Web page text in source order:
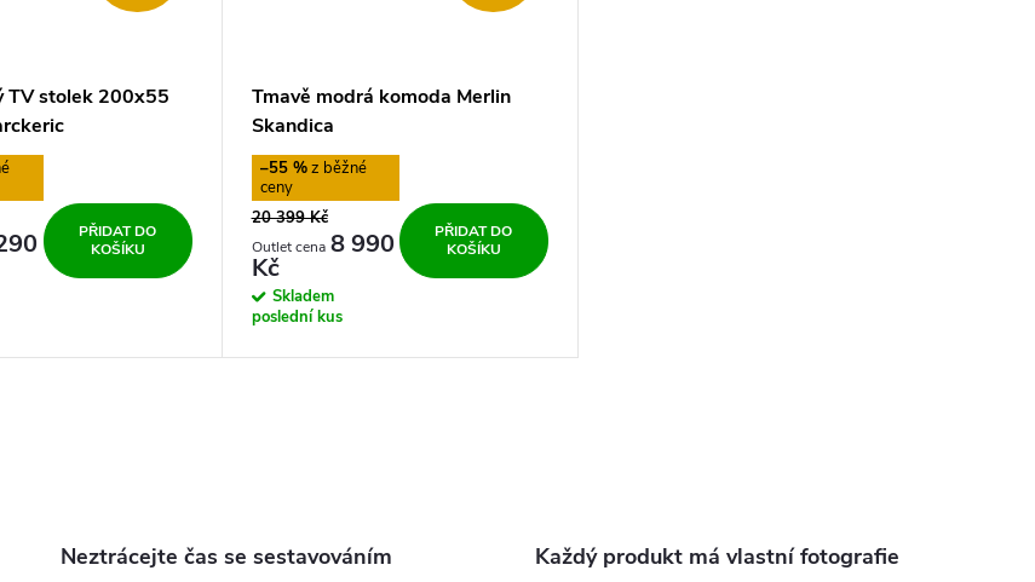
TV stolek 200x55
PŘIDAT DO
KOŠÍKU
Tmavě modrá komoda Merlin
Skandica
–55 %
20 399 Kč
8 990
Kč
Skladem
poslední kus
PŘIDAT DO
KOŠÍKU
Neztrácejte čas se sestavováním Každý produkt má vlastní fotografie